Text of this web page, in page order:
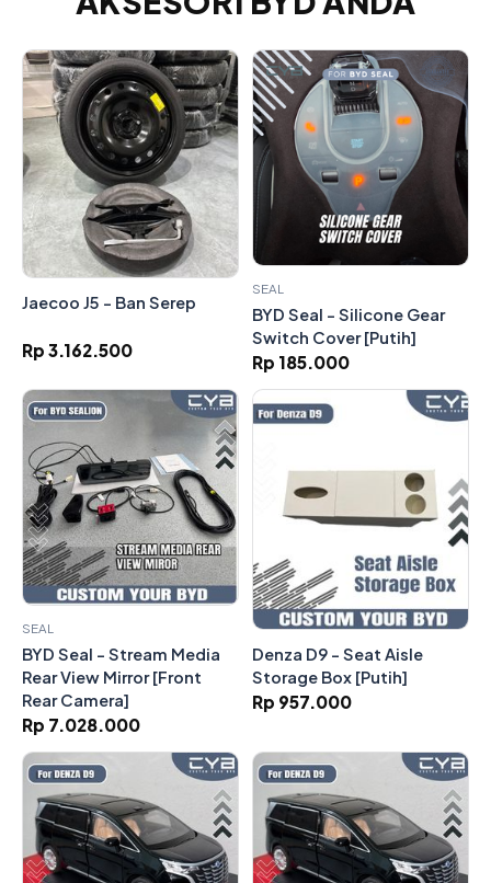
Jaecoo J5 - Ban Serep
Rp 3.162.500
SEAL
BYD Seal - Silicone Gear
Switch Cover [Putih]
Rp 185.000
SEAL
BYD Seal - Stream Media
Rear View Mirror [Front
Rear Camera]
Rp 7.028.000
Denza D9 - Seat Aisle
Storage Box [Putih]
Rp 957.000